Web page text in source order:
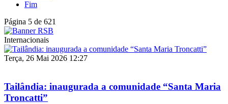
Fim
Página 5 de 621
Internacionais
Terça, 26 Mai 2026 12:27
Tailândia: inaugurada a comunidade “Santa Maria
Troncatti”